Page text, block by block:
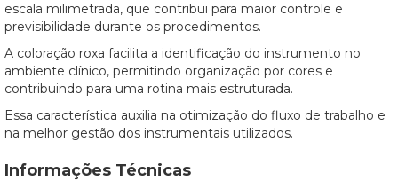
escala milimetrada, que contribui para maior controle e
previsibilidade durante os procedimentos.
A coloração roxa facilita a identificação do instrumento no
ambiente clínico, permitindo organização por cores e
contribuindo para uma rotina mais estruturada.
Essa característica auxilia na otimização do fluxo de trabalho e
na melhor gestão dos instrumentais utilizados.
Informações Técnicas